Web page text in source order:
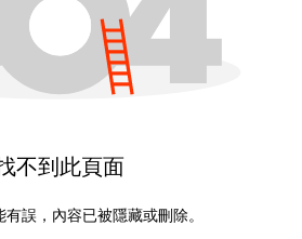
不到此頁面
誤，內容已被隱藏或刪除。